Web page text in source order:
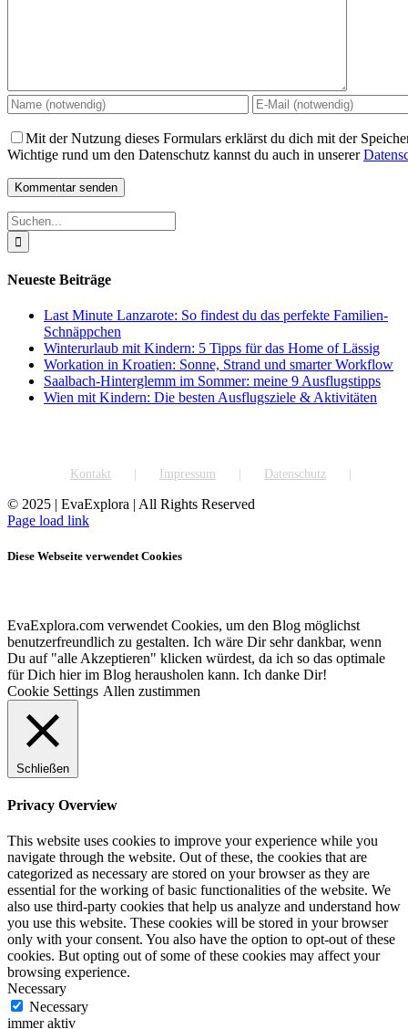
Mit der Nutzung dieses Formulars erklärst du dich mit der
Wichtige rund um den Datenschutz kannst du auch in unserer
Suche
nach:
Neueste Beiträge
Last Minute Lanzarote: So findest du das perfekte Familien-
Schnäppchen
Winterurlaub mit Kindern: 5 Tipps für das Home of Lässig
Workation in Kroatien: Sonne, Strand und smarter Workflow
Saalbach-Hinterglemm im Sommer: meine 9 Ausflugstipps
Wien mit Kindern: Die besten Ausflugsziele & Aktivitäten
Kontakt Impressum Datenschutz
© 2025 | EvaExplora | All Rights Reserved
Facebook
Instagram
Pinterest
YouTube
Rss
Page load link
Diese Webseite verwendet Cookies
EvaExplora.com verwendet Cookies, um den Blog möglichst
benutzerfreundlich zu gestalten. Ich wäre Dir sehr dankbar, wenn
Du auf "alle Akzeptieren" klicken würdest, da ich so das optimale
für Dich hier im Blog herausholen kann. Ich danke Dir!
Cookie Settings Allen zustimmen
Schließen
Privacy Overview
This website uses cookies to improve your experience while you
navigate through the website. Out of these, the cookies that are
categorized as necessary are stored on your browser as they are
essential for the working of basic functionalities of the website. We
also use third-party cookies that help us analyze and understand how
you use this website. These cookies will be stored in your browser
only with your consent. You also have the option to opt-out of these
cookies. But opting out of some of these cookies may affect your
browsing experience.
Necessary
Necessary
immer aktiv